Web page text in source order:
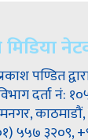
पण्डित
दर्ता नं:
५५७ ३२०९,